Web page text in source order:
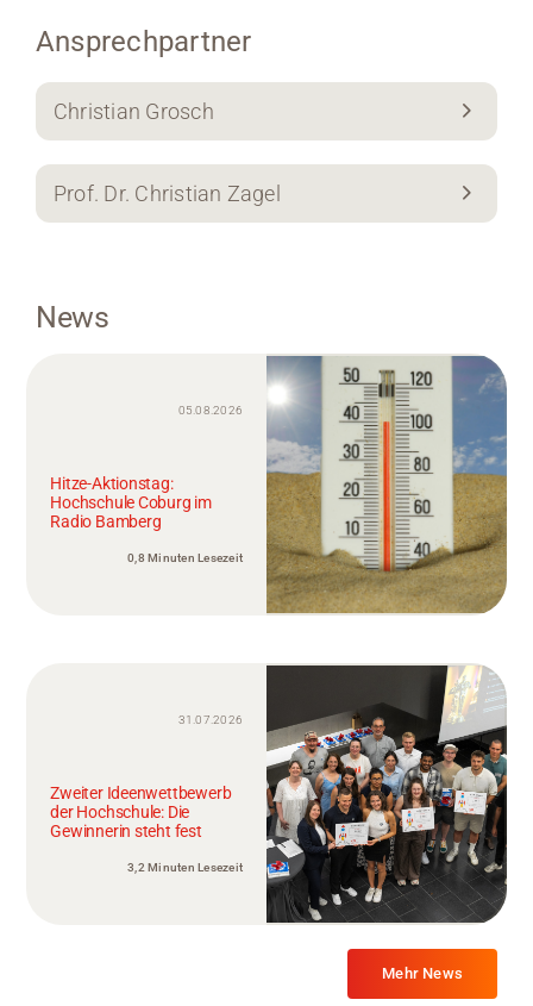
Ansprechpartner
Christian Grosch
Prof. Dr. Christian Zagel
News
05.08.2026
Hitze-Aktionstag:
Hochschule Coburg im
Radio Bamberg
0,8 Minuten Lesezeit
31.07.2026
Zweiter Ideenwettbewerb
der Hochschule: Die
Gewinnerin steht fest
3,2 Minuten Lesezeit
Mehr News